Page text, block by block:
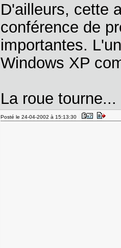
D'ailleurs, cette
conférence de
importantes.
Windows XP
La roue tourne...
Posté le 24-04-2002 à 15:13:30